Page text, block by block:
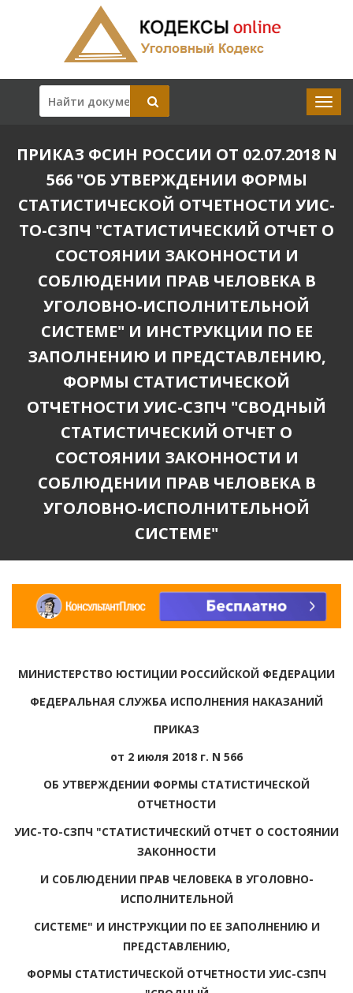
ПРИКАЗ ФСИН РОССИИ ОТ 02.07.2018 N
566 "ОБ УТВЕРЖДЕНИИ ФОРМЫ
СТАТИСТИЧЕСКОЙ ОТЧЕТНОСТИ УИС-
ТО-СЗПЧ "СТАТИСТИЧЕСКИЙ ОТЧЕТ О
СОСТОЯНИИ ЗАКОННОСТИ И
СОБЛЮДЕНИИ ПРАВ ЧЕЛОВЕКА В
УГОЛОВНО-ИСПОЛНИТЕЛЬНОЙ
СИСТЕМЕ" И ИНСТРУКЦИИ ПО ЕЕ
ЗАПОЛНЕНИЮ И ПРЕДСТАВЛЕНИЮ,
ФОРМЫ СТАТИСТИЧЕСКОЙ
ОТЧЕТНОСТИ УИС-СЗПЧ "СВОДНЫЙ
СТАТИСТИЧЕСКИЙ ОТЧЕТ О
СОСТОЯНИИ ЗАКОННОСТИ И
СОБЛЮДЕНИИ ПРАВ ЧЕЛОВЕКА В
УГОЛОВНО-ИСПОЛНИТЕЛЬНОЙ
СИСТЕМЕ"
МИНИСТЕРСТВО ЮСТИЦИИ РОССИЙСКОЙ ФЕДЕРАЦИИ
ФЕДЕРАЛЬНАЯ СЛУЖБА ИСПОЛНЕНИЯ НАКАЗАНИЙ
ПРИКАЗ
от 2 июля 2018 г. N 566
ОБ УТВЕРЖДЕНИИ ФОРМЫ СТАТИСТИЧЕСКОЙ
ОТЧЕТНОСТИ
УИС-ТО-СЗПЧ "СТАТИСТИЧЕСКИЙ ОТЧЕТ О СОСТОЯНИИ
ЗАКОННОСТИ
И СОБЛЮДЕНИИ ПРАВ ЧЕЛОВЕКА В УГОЛОВНО-
ИСПОЛНИТЕЛЬНОЙ
СИСТЕМЕ" И ИНСТРУКЦИИ ПО ЕЕ ЗАПОЛНЕНИЮ И
ПРЕДСТАВЛЕНИЮ,
ФОРМЫ СТАТИСТИЧЕСКОЙ ОТЧЕТНОСТИ УИС-СЗПЧ